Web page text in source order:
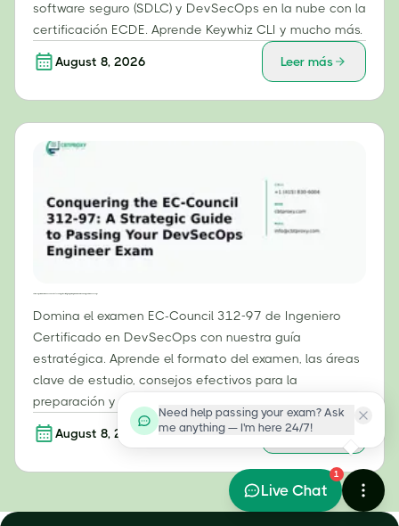
software seguro (SDLC) y DevSecOps en la nube con la
certificación ECDE. Aprende Keywhiz CLI y mucho más.
August 8, 2026 Leer más
Domina el examen EC-Council 312-97 de Ingeniero
Certificado en DevSecOps con nuestra guía
estratégica. Aprende el formato del examen, las áreas
clave de estudio, consejos efectivos para la
preparación y cómo aprobar tu certificación ECDE.
August 8, 2026 Leer más
Need help passing your exam? Ask
me anything — I'm here 24/7!
1
Live Chat